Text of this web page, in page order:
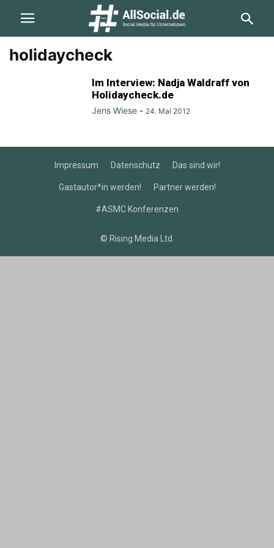
holidaycheck
Im Interview: Nadja Waldraff von
Holidaycheck.de
Jens Wiese - 24. Mai 2012
Impressum Datenschutz Das sind wir!
Gastautor*in werden! Partner werden!
#ASMC Konferenzen
© Rising Media Ltd.